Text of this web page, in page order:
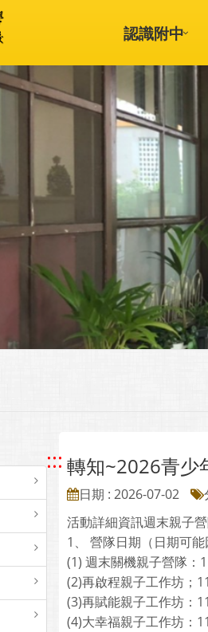
認識附中
::: 轉知~2026青少
日期 : 2026-07-02
活動詳細資訊週末親子
1、 營隊日期（日期可
(1) 週末關機親子營隊：
(2)再啟程親子工作坊；
(3)再賦能親子工作坊：
(4)大幸福親子工作坊：